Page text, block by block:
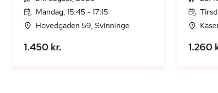
Mandag, 15:45 - 17:15
Hovedgaden 59, Svinninge
1.450 kr. 1.260